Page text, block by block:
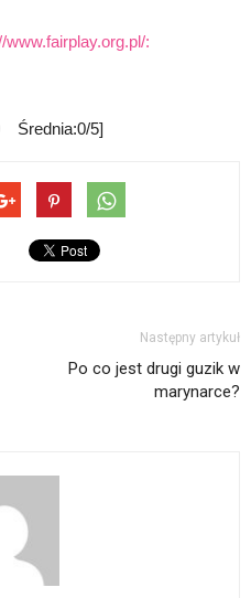
:
Średnia:0/5]
Następny artykuł
Po co jest drugi guzik w
marynarce?